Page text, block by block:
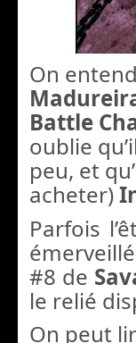
On
Battle
oublie
peu, et
acheter)
Parfois
#8 de
le relié d
On peut